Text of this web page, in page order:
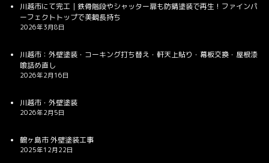
川越市にて完工｜鉄骨階段やシャッター扉も防錆塗装で再生！ファインパ
ーフェクトトップで美観長持ち
2026年3月8日
川越市：外壁塗装・コーキング打ち替え・軒天上貼り・幕板交換・屋根漆
喰詰め直し
2026年2月16日
川越市・外壁塗装
2026年2月5日
鶴ヶ島市 外壁塗装工事
2025年12月22日